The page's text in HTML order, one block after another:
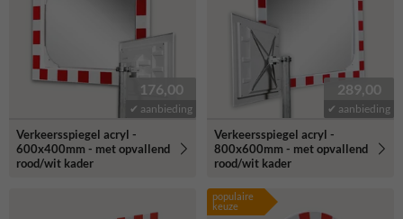
176,00
✔ aanbieding
Verkeersspiegel acryl -
600x400mm - met opvallend
rood/wit kader
289,00
✔ aanbieding
Verkeersspiegel acryl -
800x600mm - met opvallend
rood/wit kader
populaire
keuze